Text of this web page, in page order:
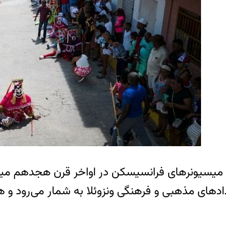
فرانسیسکن در اواخر قرن هجدهم
مذهبی و فرهنگی ونزوئلا به شمار می‌رود و